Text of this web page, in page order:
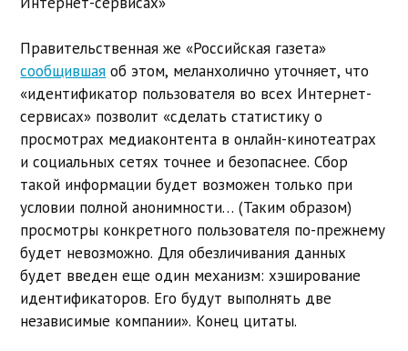
Правительственная же «Российская газета»
сообщившая об этом, меланхолично уточняет, что
«идентификатор пользователя во всех Интернет-
сервисах» позволит «сделать статистику о
просмотрах медиаконтента в онлайн-кинотеатрах
и социальных сетях точнее и безопаснее. Сбор
такой информации будет возможен только при
условии полной анонимности… (Таким образом)
просмотры конкретного пользователя по-прежнему
будет невозможно. Для обезличивания данных
будет введен еще один механизм: хэширование
идентификаторов. Его будут выполнять две
независимые компании». Конец цитаты.